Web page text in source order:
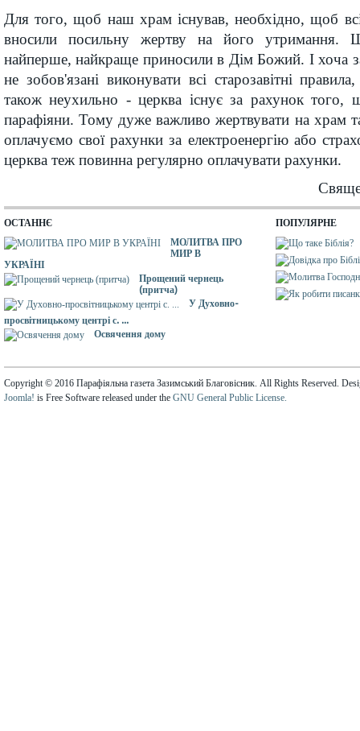
Для того, щоб наш храм існував, необхідно, щоб
вносили посильну жертву на його утримання.
найперше, найкраще приносили в Дім Божий. І хоча
не зобов'язані виконувати всі старозавітні
також неухильно - церква існує за рахунок того,
парафіяни. Тому дуже важливо жертвувати на храм
оплачуємо свої рахунки за електроенергію або
церква теж повинна регулярно оплачувати рахунки.
ОСТАННЄ
МОЛИТВА ПРО
МИР В
УКРАЇНІ
Прощений чернець
(притча)
У Духовно-
просвітницькому центрі с. ...
Освячення дому
ПОПУЛЯРНЕ
Copyright © 2016 Парафіяльна газета Зазимський Благовісник. All Rights Reserved.
Joomla! is Free Software released under the GNU General Public License.